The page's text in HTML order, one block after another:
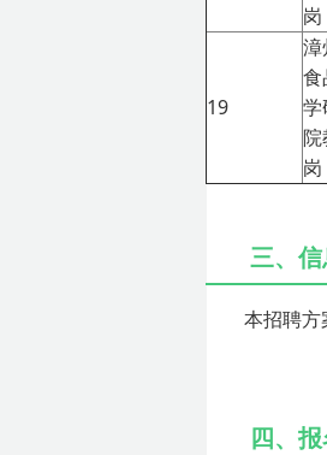
岗
19
漳
食
学
院
岗
三、
本招聘方
四、